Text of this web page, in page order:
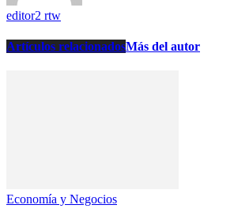
editor2 rtw
Artículos relacionadosMás del autor
Economía y Negocios